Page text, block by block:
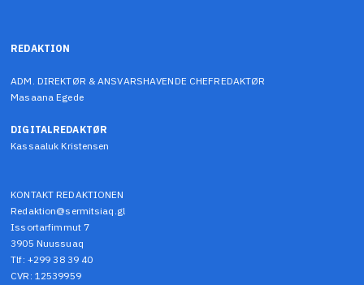
REDAKTION
ADM. DIREKTØR & ANSVARSHAVENDE CHEFREDAKTØR
Masaana Egede
DIGITALREDAKTØR
Kassaaluk Kristensen
KONTAKT REDAKTIONEN
Redaktion@sermitsiaq.gl
Issortarfimmut 7
3905 Nuussuaq
Tlf: +299 38 39 40
CVR: 12539959